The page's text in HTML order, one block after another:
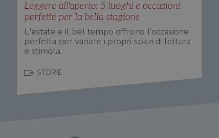
Leggere all'aperto: 5 luoghi e occasioni
perfette per la bella stagione
L'estate e il bel tempo offrono l'occasione
perfetta per variare i propri spazi di lettura
e stimola…
STORIE